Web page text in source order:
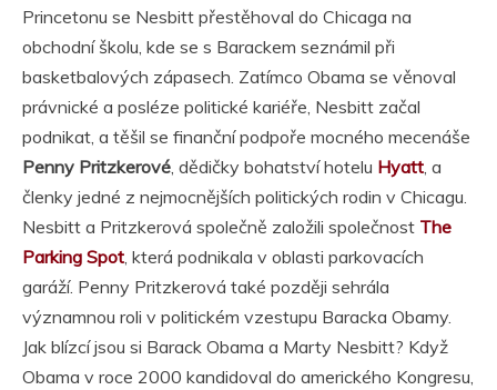
Princetonu se Nesbitt přestěhoval do Chicaga na
obchodní školu, kde se s Barackem seznámil při
basketbalových zápasech. Zatímco Obama se věnoval
právnické a posléze politické kariéře, Nesbitt začal
podnikat, a těšil se finanční podpoře mocného mecenáše
Penny Pritzkerové, dědičky bohatství hotelu Hyatt, a
členky jedné z nejmocnějších politických rodin v Chicagu.
Nesbitt a Pritzkerová společně založili společnost The
Parking Spot, která podnikala v oblasti parkovacích
garáží. Penny Pritzkerová také později sehrála
významnou roli v politickém vzestupu Baracka Obamy.
Jak blízcí jsou si Barack Obama a Marty Nesbitt? Když
Obama v roce 2000 kandidoval do amerického Kongresu,